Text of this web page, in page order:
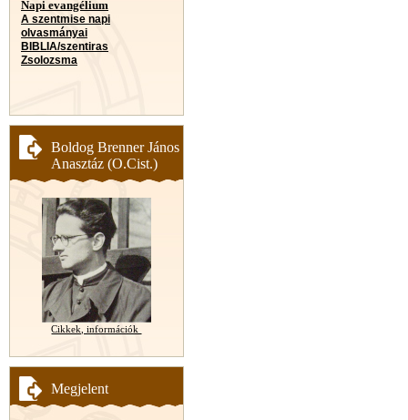
Napi evangélium
A szentmise napi
olvasmányai
BIBLIA/szentiras
Zsolozsma
Boldog Brenner János
Anasztáz (O.Cist.)
Cikkek, információk
Megjelent